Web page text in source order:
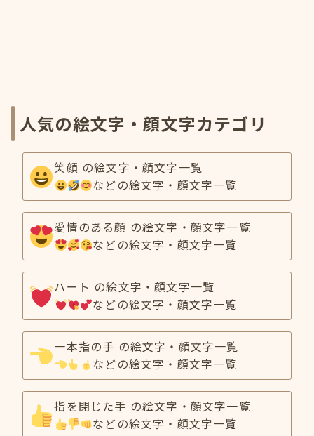
人気の絵文字・顔文字カテゴリ
笑顔 の絵文字・顔文字一覧
などの絵文字・顔文字一覧
愛情のある顔 の絵文字・顔文字一覧
などの絵文字・顔文字一覧
ハート の絵文字・顔文字一覧
などの絵文字・顔文字一覧
一本指の手 の絵文字・顔文字一覧
などの絵文字・顔文字一覧
指を閉じた手 の絵文字・顔文字一覧
などの絵文字・顔文字一覧